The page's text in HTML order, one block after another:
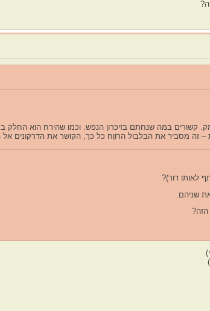
קשורים במה שנחתם בזיכרון הנפש. וכמו שהירח הוא החלק בנו
– זה מסביר את הבלבול הרוֹוֵח כל כך, הקושר את הדרקונים